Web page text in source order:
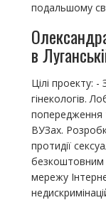
подальшому
в
Цілі проекту: -
гінекологів.
попередження
ВУЗах.
протидії
безкоштовним
мережу